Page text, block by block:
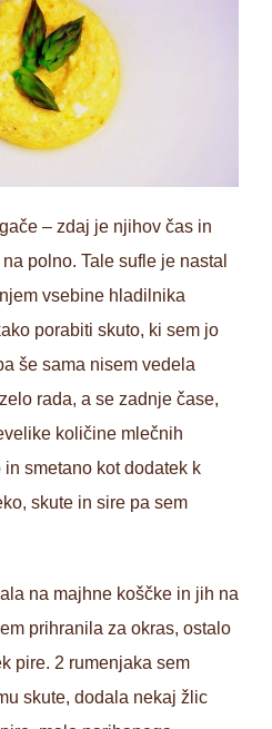
– zdaj je njihov čas in
polno. Tale sufle je nastal
vsebine hladilnika
porabiti skuto, ki sem jo
še sama nisem vedela
rada, a se zadnje čase,
količine mlečnih
smetano kot dodatek k
skute in sire pa sem
na majhne koščke in jih na
prihranila za okras, ostalo
pire. 2 rumenjaka sem
skute, dodala nekaj žlic